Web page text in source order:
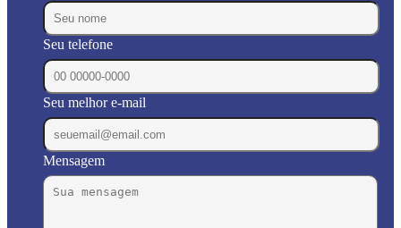
Seu telefone
Seu melhor e-mail
Mensagem